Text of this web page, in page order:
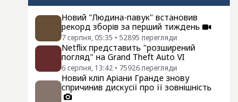
Новий "Людина-павук" встановив
рекорд зборів за перший тиждень
7 серпня, 05:35 • 52895 перегляди
Netflix представить "розширений
погляд" на Grand Theft Auto VI
6 серпня, 13:42 • 75926 перегляди
Новий кліп Аріани Гранде знову
спричинив дискусії про її зовнішність